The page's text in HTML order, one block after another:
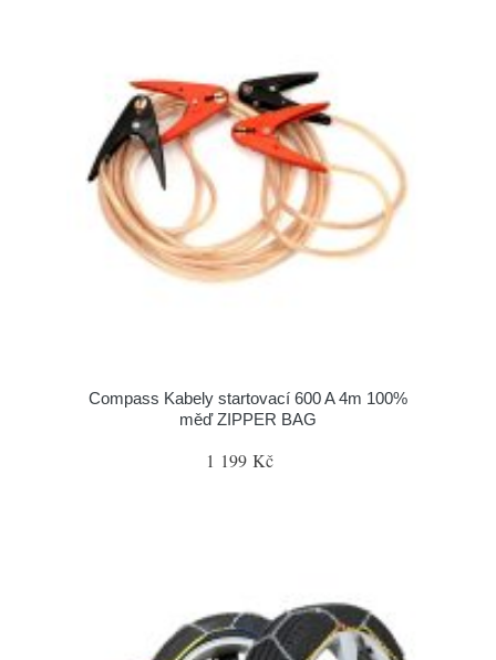
Compass Kabely startovací 600 A 4m 100%
měď ZIPPER BAG
1 199 Kč